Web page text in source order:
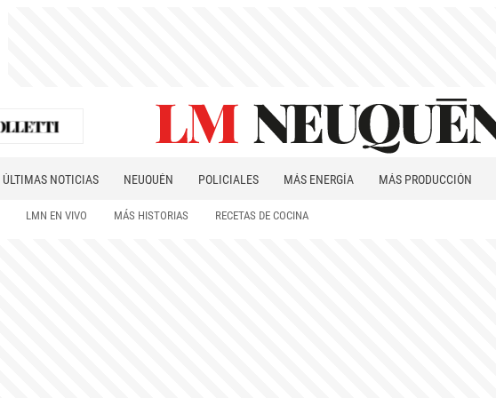
ÚLTIMAS NOTICIAS NEUQUÉN POLICIALES MÁS ENERGÍA MÁS PRODUCCIÓN
LMN EN VIVO MÁS HISTORIAS RECETAS DE COCINA